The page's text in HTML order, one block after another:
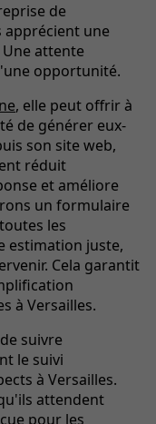
de
apprécient une
attente
opportunité.
, elle peut offrir à
de générer eux-
son site web,
réduit
et améliore
un formulaire
les
estimation juste,
Cela garantit
à Versailles.
suivre
le suivi
à Versailles.
attendent
pour les